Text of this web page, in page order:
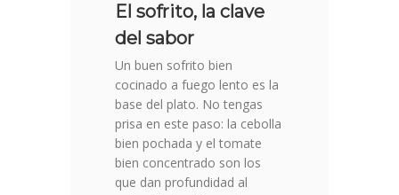
El sofrito, la clave
del sabor
Un buen sofrito bien
cocinado a fuego lento es la
base del plato. No tengas
prisa en este paso: la cebolla
bien pochada y el tomate
bien concentrado son los
que dan profundidad al